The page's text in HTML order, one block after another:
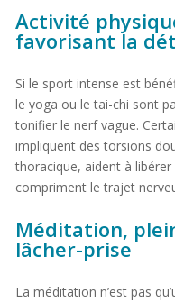
Activité
favorisant la
Si le sport intense est
le yoga ou le tai-chi sont
tonifier le nerf vague.
impliquent des torsions
thoracique, aident à
compriment le trajet
Méditation,
lâcher-prise
La méditation n’est pas